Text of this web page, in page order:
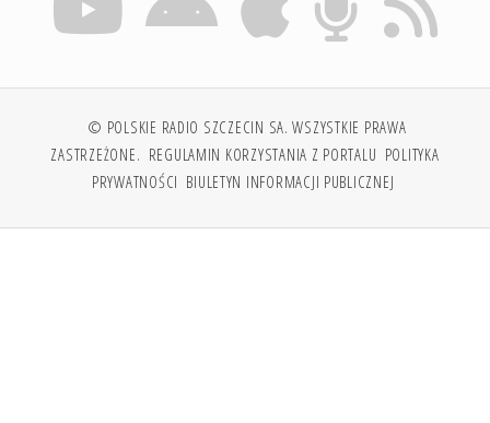
© POLSKIE RADIO SZCZECIN SA. WSZYSTKIE PRAWA
ZASTRZEŻONE. REGULAMIN KORZYSTANIA Z PORTALU POLITYKA
PRYWATNOŚCI BIULETYN INFORMACJI PUBLICZNEJ